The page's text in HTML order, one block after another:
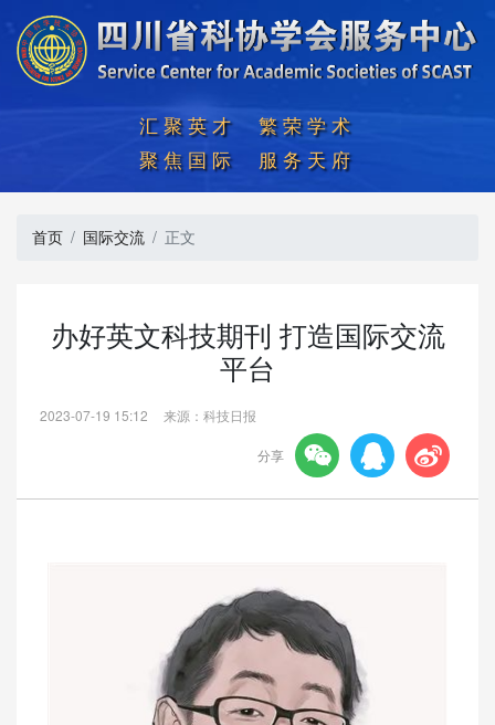
汇聚英才  繁荣学术
聚焦国际  服务天府
首页 国际交流 正文
办好英文科技期刊 打造国际交流
平台
2023-07-19 15:12 来源：科技日报
分享   